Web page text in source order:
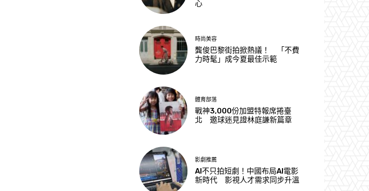
心
時尚美容
龔俊巴黎街拍掀熱議！ 「不費
力時髦」成今夏最佳示範
體育部落
戰神3,000份加盟特報席捲臺
北 邀球迷見證林庭謙新篇章
影劇推薦
AI不只拍短劇！中國布局AI電影
新時代 影視人才需求同步升溫